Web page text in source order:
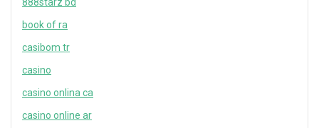
book of ra
casibom tr
casino
casino onlina ca
casino online ar